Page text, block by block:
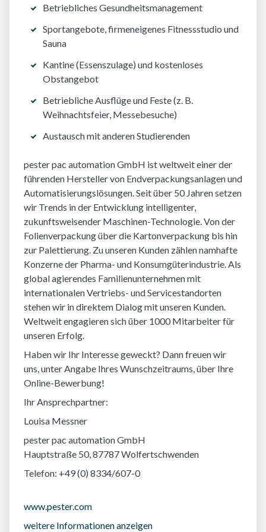
Betriebliches Gesundheitsmanagement
Sportangebote, firmeneigenes Fitnessstudio und
Sauna
Kantine (Essenszulage) und kostenloses
Obstangebot
Betriebliche Ausflüge und Feste (z. B.
Weihnachtsfeier, Messebesuche)
Austausch mit anderen Studierenden
pester pac automation GmbH ist weltweit einer der
führenden Hersteller von Endverpackungsanlagen und
Automatisierungslösungen. Seit über 50 Jahren setzen
wir Trends in der Entwicklung intelligenter,
zukunftsweisender Maschinen-Technologie. Von der
Folienverpackung über die Kartonverpackung bis hin
zur Palettierung. Zu unseren Kunden zählen namhafte
Konzerne der Pharma- und Konsumgüterindustrie. Als
global agierendes Familienunternehmen mit
internationalen Vertriebs- und Servicestandorten
stehen wir in direktem Dialog mit unseren Kunden.
Weltweit engagieren sich über 1000 Mitarbeiter für
unseren Erfolg.
Haben wir Ihr Interesse geweckt? Dann freuen wir
uns, unter Angabe Ihres Wunschzeitraums, über Ihre
Online-Bewerbung!
Ihr Ansprechpartner:
Louisa Messner
pester pac automation GmbH
Hauptstraße 50, 87787 Wolfertschwenden
Telefon: +49 (0) 8334/607-0
www.pester.com
weitere Informationen anzeigen